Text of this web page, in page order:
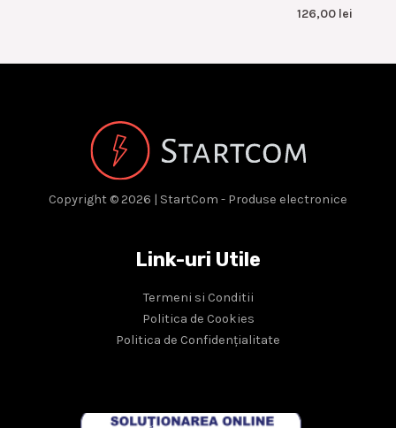
126,00 lei
Copyright © 2026 | StartCom - Produse electronice
Link-uri Utile
Termeni si Conditii
Politica de Cookies
Politica de Confidențialitate